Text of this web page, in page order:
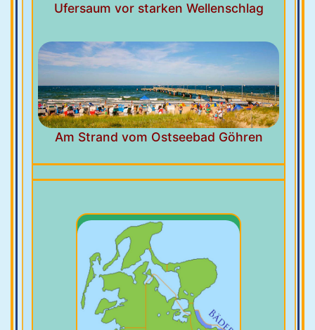
Ufersaum vor starken Wellenschlag
Am Strand vom Ostseebad Göhren